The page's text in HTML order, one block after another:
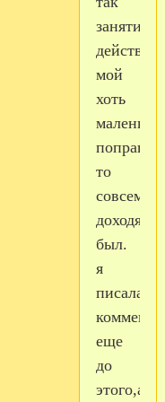
занятия
мой
хоть
маленько
то
совсем
доходяга
был.
я
писала
коммент
еще
до
этого,а